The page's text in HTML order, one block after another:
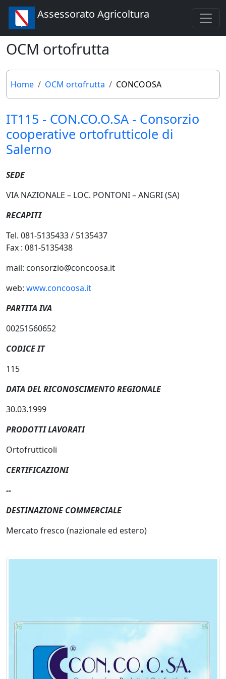
Assessorato Agricoltura
OCM ortofrutta
Home OCM ortofrutta CONCOOSA
IT115 - CON.CO.O.SA - Consorzio
cooperative ortofrutticole di
Salerno
SEDE
VIA NAZIONALE – LOC. PONTONI – ANGRI (SA)
RECAPITI
Tel. 081-5135433 / 5135437
Fax : 081-5135438
mail: consorzio@concoosa.it
web: www.concoosa.it
PARTITA IVA
00251560652
CODICE IT
115
DATA DEL RICONOSCIMENTO REGIONALE
30.03.1999
PRODOTTI LAVORATI
Ortofrutticoli
CERTIFICAZIONI
--
DESTINAZIONE COMMERCIALE
Mercato fresco (nazionale ed estero)